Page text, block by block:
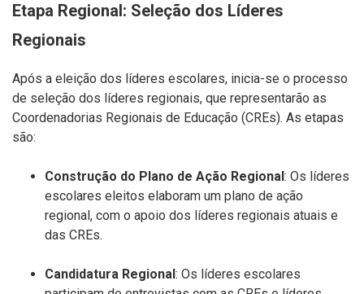
Etapa Regional: Seleção dos Líderes
Regionais
Após a eleição dos líderes escolares, inicia-se o processo
de seleção dos líderes regionais, que representarão as
Coordenadorias Regionais de Educação (CREs). As etapas
são:
Construção do Plano de Ação Regional: Os líderes
escolares eleitos elaboram um plano de ação
regional, com o apoio dos líderes regionais atuais e
das CREs.
Candidatura Regional: Os líderes escolares